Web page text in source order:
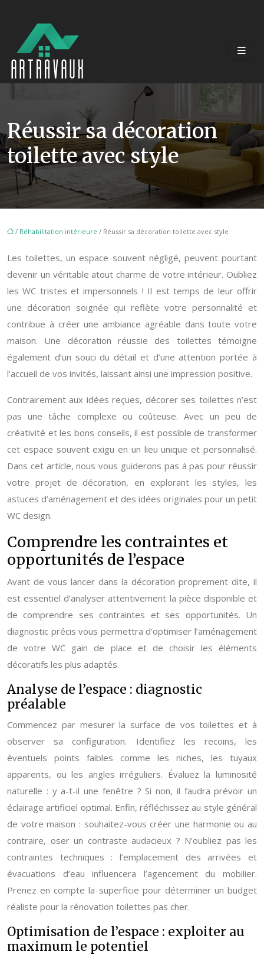
Réussir sa décoration
toilette avec style
/ Réhabilitation intérieure / Réussir sa décoration toilette avec style
Les toilettes, un espace souvent négligé, peuvent pourtant
devenir un véritable atout charme de votre intérieur. Oubliez
les WC tristes et impersonnels ! Il est temps de leur offrir
une décoration soignée qui reflète votre personnalité et
contribue à créer une ambiance agréable dans toute votre
maison. Une décoration réussie des toilettes témoigne
également d’un souci du détail et d’une attention portée à
l’accueil de vos invités, laissant ainsi une impression positive.
Contrairement aux idées reçues, décorer ses toilettes n’est
pas une tâche complexe ou coûteuse. Avec un peu de
créativité et les bons conseils, il est possible de transformer
cet espace souvent exigu en un lieu unique et personnalisé.
Dans cet article, nous vous guiderons pas à pas pour réussir
votre projet de décoration, en explorant les styles, les
astuces d’aménagement et des idées originales pour un petit
WC design.
Comprendre les contraintes et
opportunités de l’espace
Avant de vous lancer dans la décoration proprement dite, il
est essentiel d’analyser attentivement la pièce disponible et
de comprendre ses contraintes et ses opportunités. Un
diagnostic précis vous permettra d’optimiser l’aménagement
de votre WC gain de place et de choisir les éléments
décoratifs les plus adaptés.
Analyse de l’espace : diagnostic
préalable
Commencez par mesurer la surface de vos toilettes et à
observer sa configuration. Identifiez les recoins, les
éventuels points faibles comme les niches, les tuyaux
apparents, ou les angles irréguliers. Évaluez la luminosité
naturelle : y a-t-il une fenêtre ? Si non, il faudra prévoir un
éclairage artificiel optimal. Enfin, réfléchissez au style général
de votre maison : souhaitez-vous créer une harmonie ou au
contraire, oser un contraste audacieux ? N’oubliez pas les
contraintes techniques : l’emplacement des arrivées et
évacuations d’eau influencera l’agencement du mobilier.
Prenez en compte la superficie pour déterminer un budget
réaliste pour la rénovation toilettes pas cher.
Optimisation de l’espace : exploiter au
maximum le potentiel